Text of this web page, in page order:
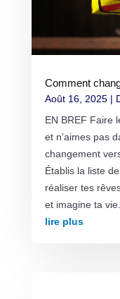
Comment
Août 16, 2025|
EN BREF Faire
et n'aimes pas
changement
Établis la liste
réaliser tes
et imagine ta vie...
lire plus